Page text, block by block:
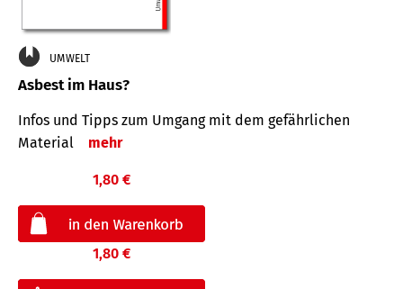
UMWELT
Asbest im Haus?
Infos und Tipps zum Um­gang mit dem ge­fähr­lichen
Mate­rial
mehr
1,80 €
1,80 €